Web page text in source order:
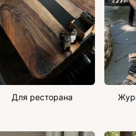
Для ресторана